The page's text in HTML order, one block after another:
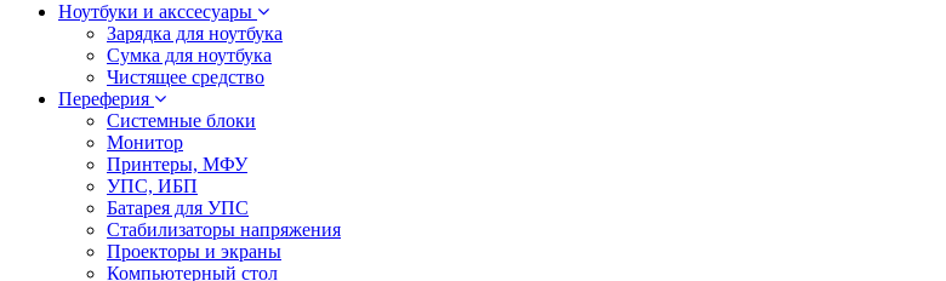
Ноутбуки и акссесуары
Зарядка для ноутбука
Сумка для ноутбука
Чистящее средство
Переферия
Системные блоки
Монитор
Принтеры, МФУ
УПС, ИБП
Батарея для УПС
Стабилизаторы напряжения
Проекторы и экраны
Компьютерный стол